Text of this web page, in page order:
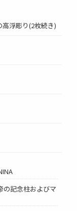
浮彫り(2枚続き)
の記念柱およびマ